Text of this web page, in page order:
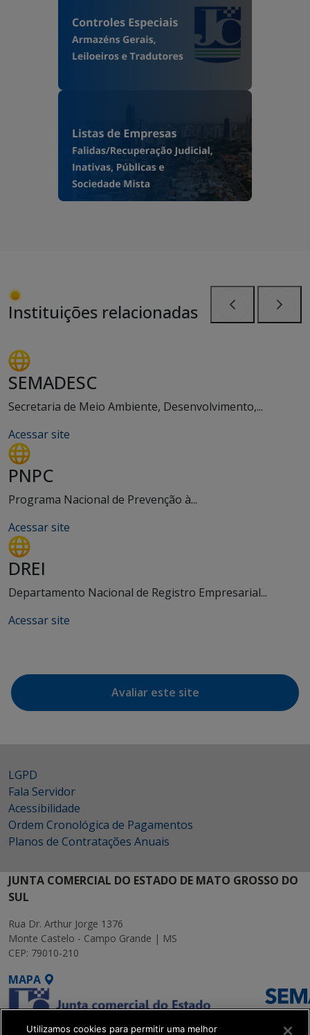
Instituições relacionadas
SEMADESC
Secretaria de Meio Ambiente, Desenvolvimento,...
Acessar site
PNPC
Programa Nacional de Prevenção à...
Acessar site
DREI
Departamento Nacional de Registro Empresarial...
Acessar site
Avaliar este site
LGPD
Fala Servidor
Acessibilidade
Ordem Cronológica de Pagamentos
Planos de Contratações Anuais
JUNTA COMERCIAL DO ESTADO DE MATO GROSSO DO
SUL
Rua Dr. Arthur Jorge 1376
Monte Castelo - Campo Grande | MS
CEP: 79010-210
MAPA
Utilizamos cookies para permitir uma melhor